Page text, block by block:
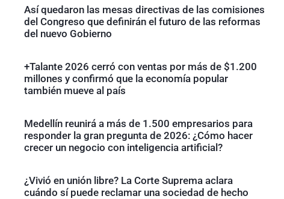
Así quedaron las mesas directivas de las comisiones
del Congreso que definirán el futuro de las reformas
del nuevo Gobierno
+Talante 2026 cerró con ventas por más de $1.200
millones y confirmó que la economía popular
también mueve al país
Medellín reunirá a más de 1.500 empresarios para
responder la gran pregunta de 2026: ¿Cómo hacer
crecer un negocio con inteligencia artificial?
¿Vivió en unión libre? La Corte Suprema aclara
cuándo sí puede reclamar una sociedad de hecho